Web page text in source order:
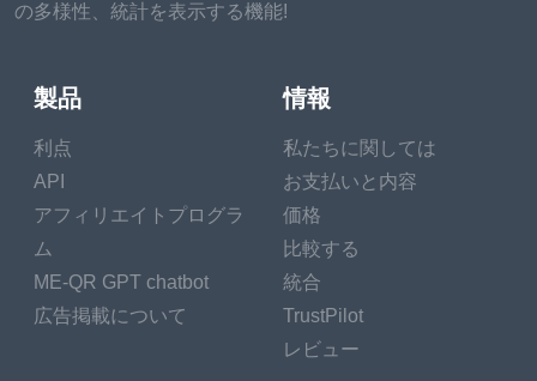
の多様性、統計を表示する機能!
製品
利点
API
アフィリエイトプログラ
ム
ME-QR GPT chatbot
広告掲載について
情報
私たちに関しては
お支払いと内容
価格
比較する
統合
TrustPilot
レビュー